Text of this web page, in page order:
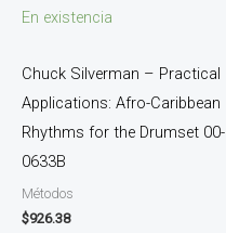
En existencia
Chuck Silverman – Practical
Applications: Afro-Caribbean
Rhythms for the Drumset 00-
0633B
Métodos
$926.38